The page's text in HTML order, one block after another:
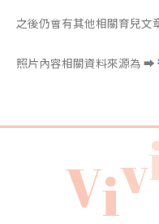
之後仍會有其他相關育兒文
照片內容相關資料來源為 ➡
Viv